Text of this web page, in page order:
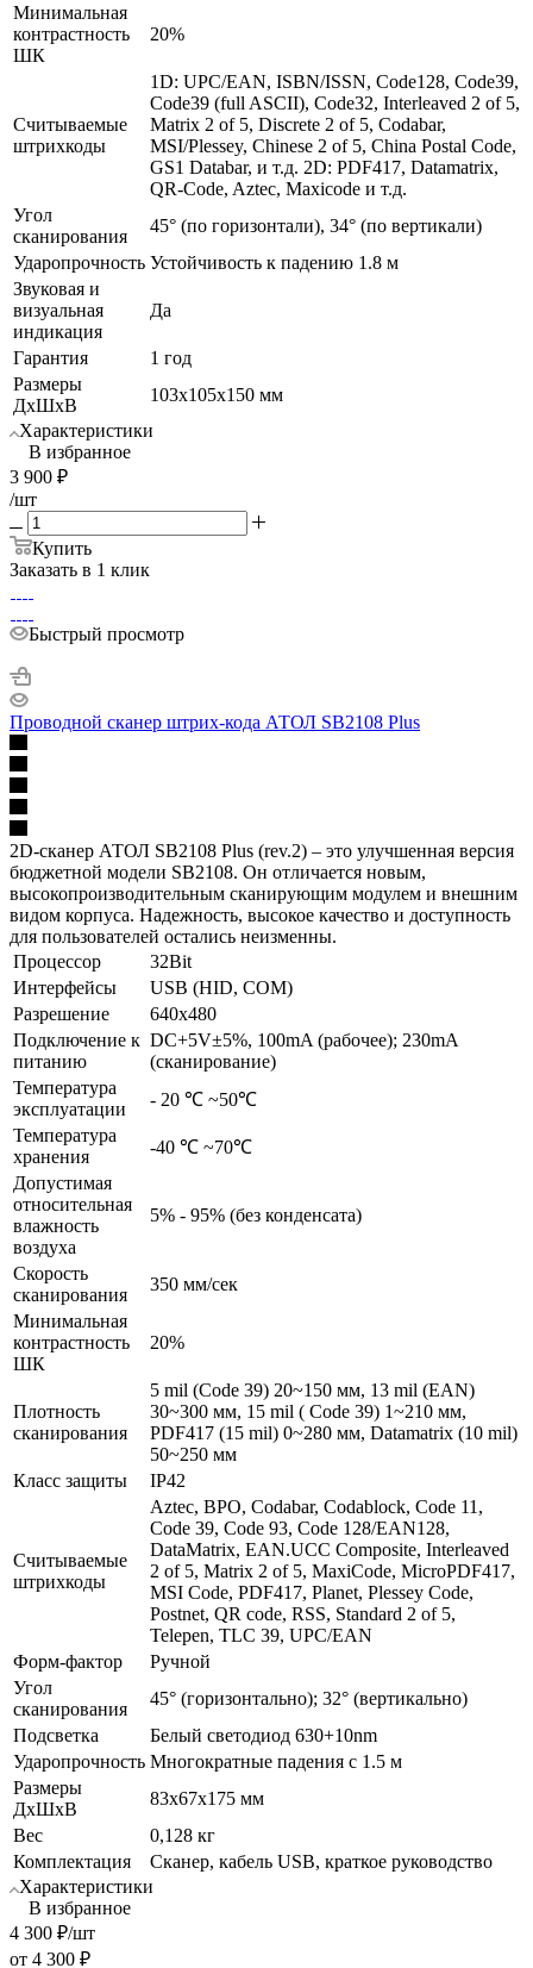
Минимальная
контрастность
ШК
20%
Считываемые
штрихкоды
1D: UPC/EAN, ISBN/ISSN, Code128, Code39,
Code39 (full ASCII), Code32, Interleaved 2 of 5,
Matrix 2 of 5, Discrete 2 of 5, Codabar,
MSI/Plessey, Chinese 2 of 5, China Postal Code,
GS1 Databar, и т.д. 2D: PDF417, Datamatrix,
QR-Code, Aztec, Maxicode и т.д.
Угол
сканирования
45° (по горизонтали), 34° (по вертикали)
Ударопрочность Устойчивость к падению 1.8 м
Звуковая и
визуальная
индикация
Да
Гарантия
1 год
Размеры
ДхШхВ
103х105х150 мм
Характеристики
В избранное
3 900 ₽
/шт
Купить
Заказать в 1 клик
Быстрый просмотр
Проводной сканер штрих-кода АТОЛ SB2108 Plus
2D-сканер АТОЛ SB2108 Plus (rev.2) – это улучшенная версия
бюджетной модели SB2108. Он отличается новым,
высокопроизводительным сканирующим модулем и внешним
видом корпуса. Надежность, высокое качество и доступность
для пользователей остались неизменны.
Процессор
32Bit
Интерфейсы
USB (HID, COM)
Разрешение
640x480
Подключение к
питанию
DC+5V±5%, 100mA (рабочее); 230mA
(сканирование)
Температура
эксплуатации
- 20 ℃ ~50℃
Температура
хранения
-40 ℃ ~70℃
Допустимая
относительная
влажность
воздуха
5% - 95% (без конденсата)
Скорость
сканирования
350 мм/сек
Минимальная
контрастность
ШК
20%
Плотность
сканирования
5 mil (Code 39) 20~150 мм, 13 mil (EAN)
30~300 мм, 15 mil ( Code 39) 1~210 мм,
PDF417 (15 mil) 0~280 мм, Datamatrix (10 mil)
50~250 мм
Класс защиты
IP42
Считываемые
штрихкоды
Aztec, BPO, Codabar, Codablock, Code 11,
Code 39, Code 93, Code 128/EAN128,
DataMatrix, EAN.UCC Composite, Interleaved
2 of 5, Matrix 2 of 5, MaxiCode, MicroPDF417,
MSI Code, PDF417, Planet, Plessey Code,
Postnet, QR code, RSS, Standard 2 of 5,
Telepen, TLC 39, UPC/EAN
Форм-фактор
Ручной
Угол
сканирования
45° (горизонтально); 32° (вертикально)
Подсветка
Белый светодиод 630+10nm
Ударопрочность Многократные падения с 1.5 м
Размеры
ДхШхВ
83х67х175 мм
Вес
0,128 кг
Комплектация
Сканер, кабель USB, краткое руководство
Характеристики
В избранное
4 300 ₽/шт
от 4 300 ₽